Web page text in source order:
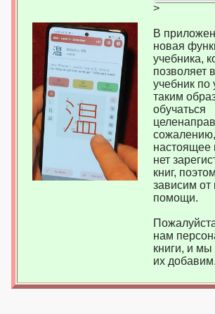
>
В
новая
учебника,
позволяет
учебник по
таким
обучаться
настоящее
нет
книг,
зависим
помощи.
нам
книги, и
их добавим.